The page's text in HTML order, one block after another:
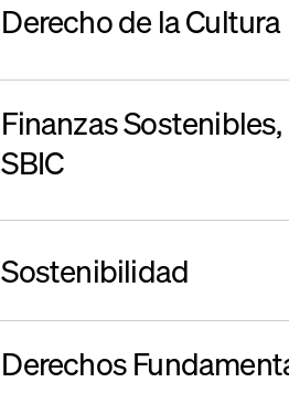
Derecho de la Cultura
Finanzas
SBIC
Sostenibilidad
Derechos